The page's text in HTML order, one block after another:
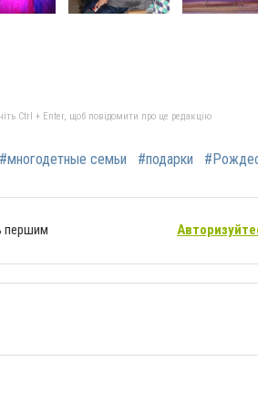
Ctrl + Enter, щоб повідомити про це редакцію
#многодетные семьи #подарки
першим